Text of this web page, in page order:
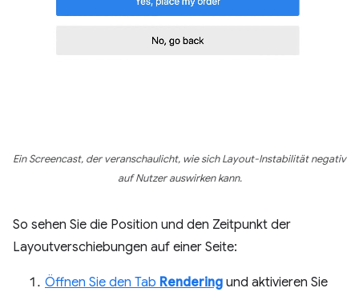
Ein Screencast, der veranschaulicht, wie sich Layout-Instabilität negativ
auf Nutzer auswirken kann.
So sehen Sie die Position und den Zeitpunkt der
Layoutverschiebungen auf einer Seite:
Öffnen Sie den Tab Rendering und aktivieren Sie